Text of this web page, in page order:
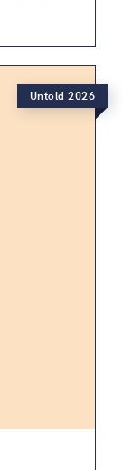
Untold 2026